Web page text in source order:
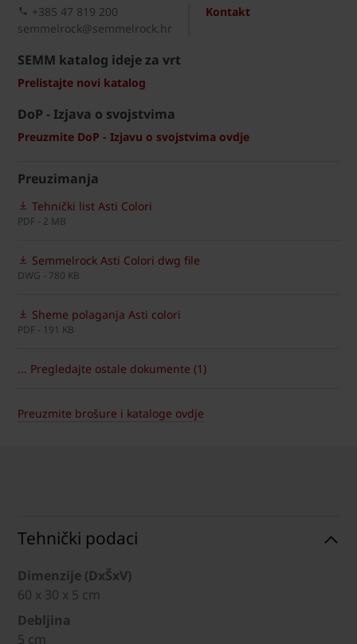
Kontakt
+385 47 819 200​
semmelrock@semmelrock.hr
SEMM katalog ideje za vrt
Prelistajte novi katalog
DoP - Izjava o svojstvima
Preuzmite DoP - Izjavu o svojstvima ovdje
Preuzimanja
Tehnički list Asti Colori
PDF - 2 MB
Semmelrock Asti Colori dwg file
DWG - 780 KB
Sheme polaganja Asti colori
PDF - 191 KB
... Pregledajte ostale dokumente (1)
Preuzmite brošure i kataloge ovdje
Tehnički podaci
Dimenzije (DxŠxV)
60 x 30 x 5 cm
Debljina
5 cm